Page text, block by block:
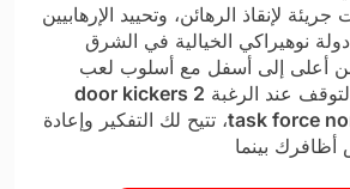
جريئة لإنقاذ الرهائن، وتحييد الإرهابيين
نوهيراكي الخيالية في الشرق
أعلى إلى أسفل مع أسلوب لعب
عند الرغبة door kickers 2
task force، تتيح لك التفكير وإعادة
أظافرك بينما